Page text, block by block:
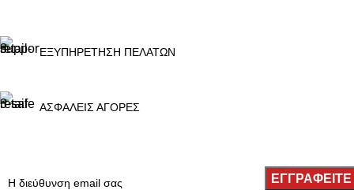
ΕΞΥΠΗΡΕΤΗΣΗ ΠΕΛΑΤΩΝ
ΑΣΦΑΛΕΙΣ ΑΓΟΡΕΣ